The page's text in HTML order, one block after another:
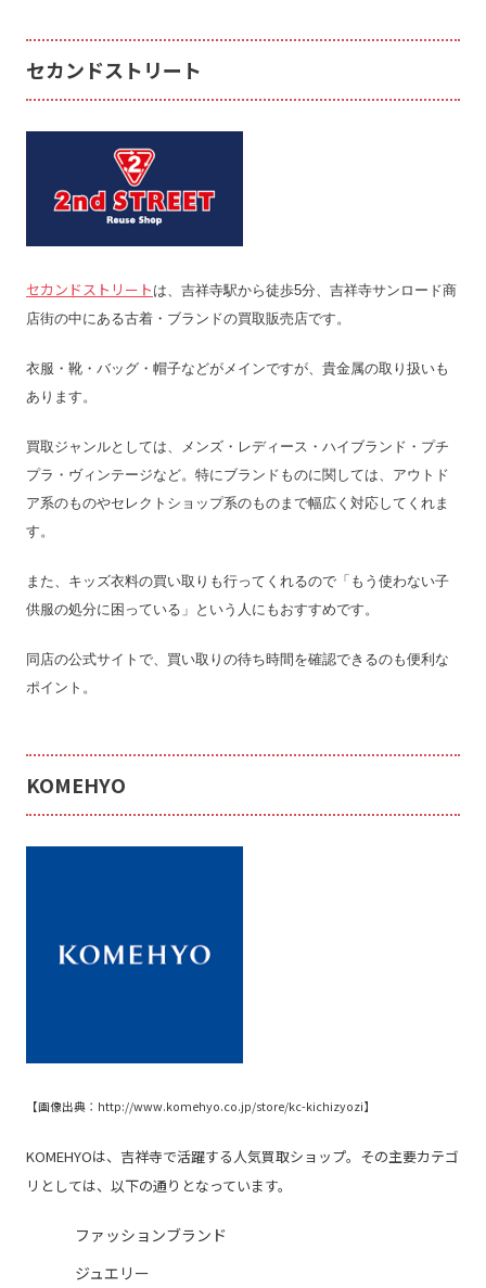
セカンドストリート
セカンドストリート は、吉祥寺駅から徒歩5分、吉祥寺サンロード商
店街の中にある古着・ブランドの買取販売店です。
衣服・靴・バッグ・帽子などがメインですが、貴金属の取り扱いも
あります。
買取ジャンルとしては、メンズ・レディース・ハイブランド・プチ
プラ・ヴィンテージなど。特にブランドものに関しては、アウトド
ア系のものやセレクトショップ系のものまで幅広く対応してくれま
す。
また、キッズ衣料の買い取りも行ってくれるので「もう使わない子
供服の処分に困っている」という人にもおすすめです。
同店の公式サイトで、買い取りの待ち時間を確認できるのも便利な
ポイント。
KOMEHYO
【画像出典： http://www.komehyo.co.jp/store/kc-kichizyozi】
KOMEHYOは、吉祥寺で活躍する人気買取ショップ。その主要カテゴ
リとしては、以下の通りとなっています。
ファッションブランド
ジュエリー